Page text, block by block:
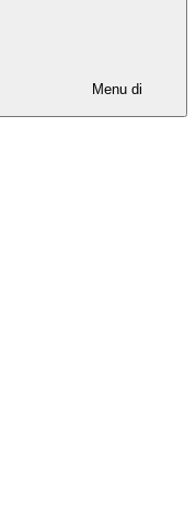
Menu di